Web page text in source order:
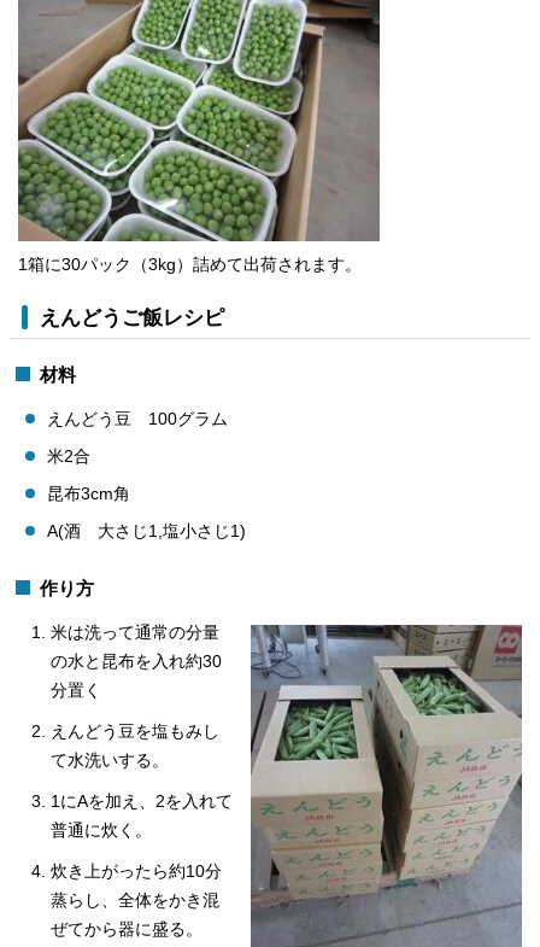
1箱に30パック（3kg）詰めて出荷されます。
えんどうご飯レシピ
材料
えんどう豆 100グラム
米2合
昆布3cm角
A(酒 大さじ1,塩小さじ1)
作り方
米は洗って通常の分量
の水と昆布を入れ約30
分置く
えんどう豆を塩もみし
て水洗いする。
1にAを加え、2を入れて
普通に炊く。
炊き上がったら約10分
蒸らし、全体をかき混
ぜてから器に盛る。